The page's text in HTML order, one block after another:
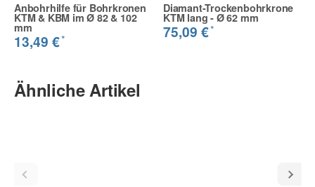
Anbohrhilfe für Bohrkronen
KTM & KBM im Ø 82 & 102
mm
13,49 €*
Diamant-Trockenbohrkrone
KTM lang - Ø 62 mm
75,09 €*
Ähnliche Artikel